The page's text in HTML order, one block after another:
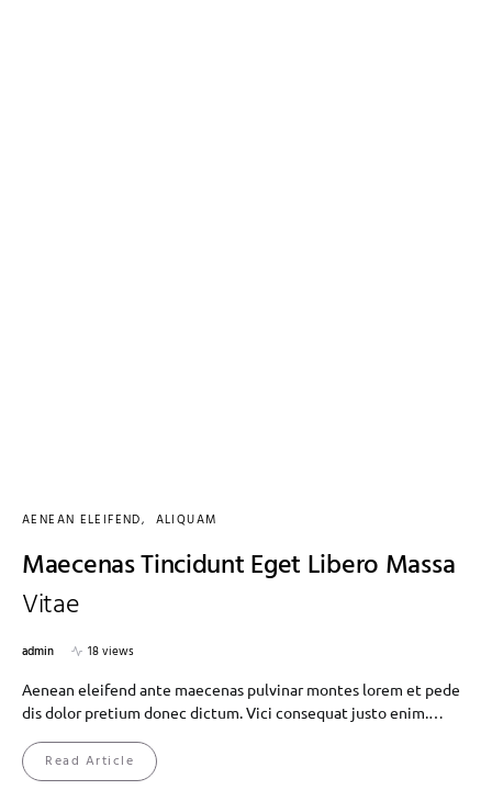
AENEAN ELEIFEND ALIQUAM
Maecenas Tincidunt Eget Libero Massa
Vitae
admin
18 views
Aenean eleifend ante maecenas pulvinar montes lorem et pede
dis dolor pretium donec dictum. Vici consequat justo enim.…
Read Article